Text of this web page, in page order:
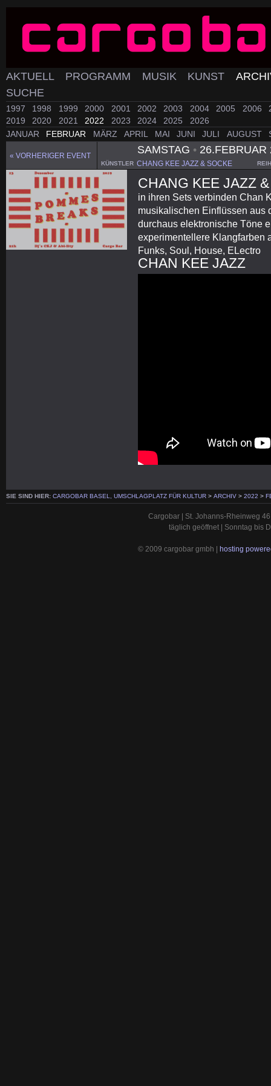
AKTUELL PROGRAMM MUSIK KUNST
SUCHE
1997 1998 1999 2000 2001 2002 2003 2004 2005 2006
2019
2020 2021 2022 2023 2024 2025
2026
JANUAR
FEBRUAR MÄRZ APRIL MAI JUNI JULI AUGUST
« VORHERIGER EVENT
SAMSTAG •26.FEBRUAR
KÜNSTLER CHANG KEE JAZZ & SOCKE
CHANG KEE JAZZ
in ihren Sets verbinden Chan
musikalischen Einflüssen aus
durchaus elektronische Töne
experimentellere Klangfarben
Funks, Soul, House, ELectro
CHAN KEE JAZZ
SIE SIND HIER: CARGOBAR BASEL, UMSCHLAGPLATZ FÜR KULTUR > ARCHIV > 2022 >
Cargobar | St. Johanns-Rheinweg
täglich geöffnet | Sonntag bis
© 2009 cargobar gmbh | hosting